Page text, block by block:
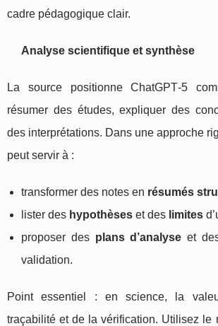
cadre pédagogique clair.
Analyse scientifique et synthèse
La source positionne ChatGPT‑5
résumer des études, expliquer des
des interprétations. Dans une approche
peut servir à :
transformer des notes en résumés
lister des hypothèses et des limites
proposer des plans d’analyse et
validation.
Point essentiel : en science, la
traçabilité et de la vérification. Utilisez le